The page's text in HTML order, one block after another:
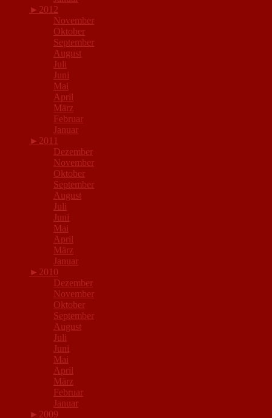
► 2012
November
Oktober
September
August
Juli
Juni
Mai
April
März
Februar
Januar
► 2011
Dezember
November
Oktober
September
August
Juli
Juni
Mai
April
März
Januar
► 2010
Dezember
November
Oktober
September
August
Juli
Juni
Mai
April
März
Februar
Januar
► 2009